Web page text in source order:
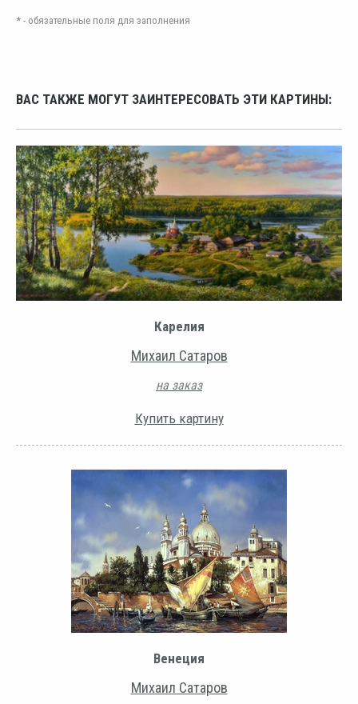
* - обязательные поля для заполнения
ВАС ТАКЖЕ МОГУТ ЗАИНТЕРЕСОВАТЬ ЭТИ КАРТИНЫ:
Карелия
Михаил Сатаров
на заказ
Купить картину
Венеция
Михаил Сатаров